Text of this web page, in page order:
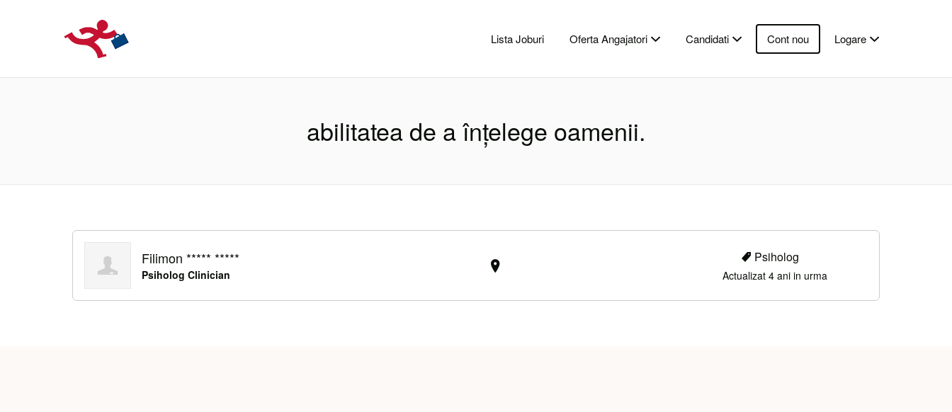
Lista Joburi Oferta Angajatori Candidati Cont nou Logare
abilitatea de a înțelege oamenii.
Filimon ***** *****
Psiholog Clinician
Psiholog
Actualizat 4 ani in urma